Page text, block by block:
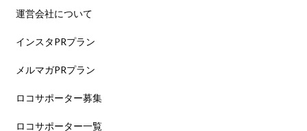
運営会社について
インスタPRプラン
メルマガPRプラン
ロコサポーター募集
ロコサポーター一覧